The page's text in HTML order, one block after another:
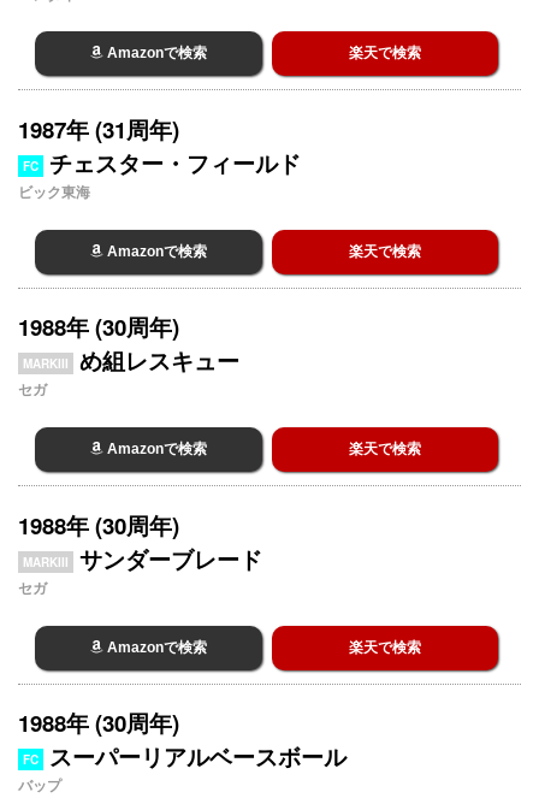
Amazonで検索 楽天で検索
1987年 (31周年)
FC チェスター・フィールド
ビック東海
Amazonで検索 楽天で検索
1988年 (30周年)
MARKIII め組レスキュー
セガ
Amazonで検索 楽天で検索
1988年 (30周年)
MARKIII サンダーブレード
セガ
Amazonで検索 楽天で検索
1988年 (30周年)
FC スーパーリアルベースボール
バップ